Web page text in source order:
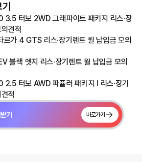
터보 2WD 그래파이트 패키지 리스·장
견적
가 4 GTS 리스·장기렌트 월 납입금 모의
블랙 엣지 리스·장기렌트 월 납입금 모의
터보 AWD 파퓰러 패키지 I 리스·장기
적
기 바로가기